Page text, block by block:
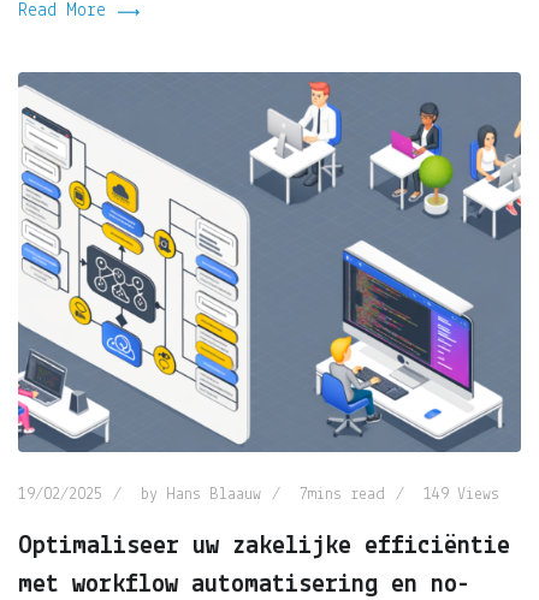
Read More
19/02/2025 by Hans Blaauw 7mins read 149 Views
Optimaliseer uw zakelijke efficiëntie
met workflow automatisering en no-